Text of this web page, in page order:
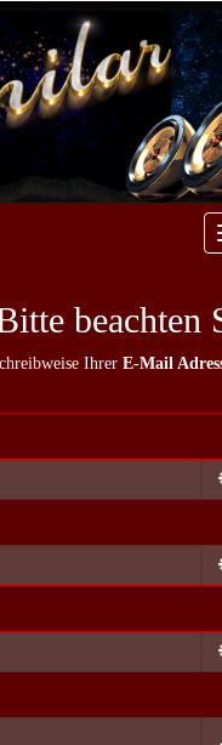
beachten
Ihrer E-Mail